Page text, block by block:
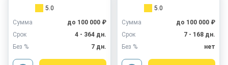
5.0
Сумма
до 100 000 ₽
Срок
4 - 364 дн.
Без %
7 дн.
5.0
Сумма
до 100 000 ₽
Срок
7 - 168 дн.
Без %
нет